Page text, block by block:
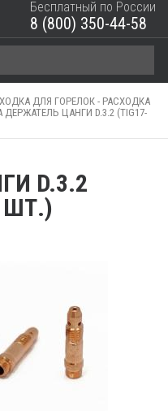
Бесплатный по России
8 (800) 350-44-58
ДЛЯ ГОРЕЛОК - РАСХОДКА
ДЕРЖАТЕЛЬ ЦАНГИ D.3.2 (TIG17-
D.3.2
ШТ.)
ЗАКРЫТЬ КОРЗИНУ